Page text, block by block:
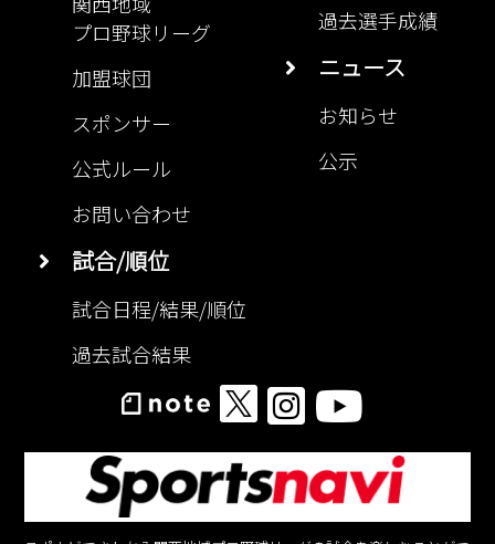
プロ野球リーグ
加盟球団
スポンサー
公式ルール
お問い合わせ
試合/順位
試合日程/結果/順位
過去試合結果
過去選手成績
ニュース
お知らせ
公示